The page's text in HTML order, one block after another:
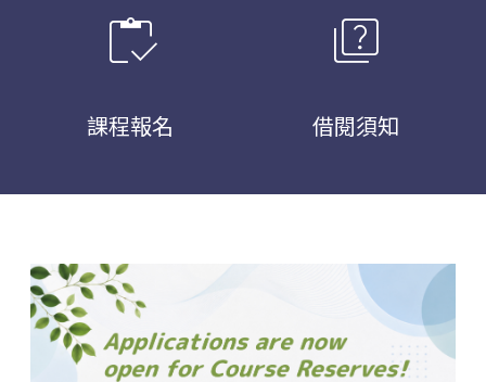
inventory
課程報名
quiz
借閱須知